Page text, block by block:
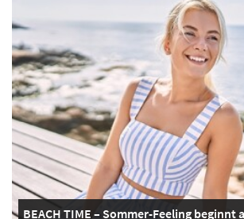
BEACH TIME – Sommer-Feeling beginnt